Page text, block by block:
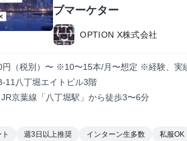
ブマーケター
OPTION X株式会社
円（税別）〜 ※10〜15本/月〜想定 ※経験、実
り
11八丁堀エイトビル3階
京葉線「八丁堀駅」から徒歩3〜6分
週3日以上推奨 インターン生多数 私服OK